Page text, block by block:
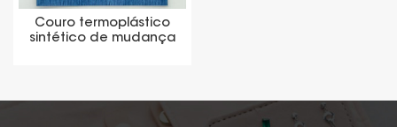
Couro termoplástico
sintético de mudança